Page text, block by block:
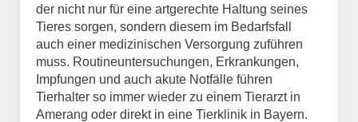
der nicht nur für eine artgerechte Haltung seines
Tieres sorgen, sondern diesem im Bedarfsfall
auch einer medizinischen Versorgung zuführen
muss. Routineuntersuchungen, Erkrankungen,
Impfungen und auch akute Notfälle führen
Tierhalter so immer wieder zu einem Tierarzt in
Amerang oder direkt in eine Tierklinik in Bayern.